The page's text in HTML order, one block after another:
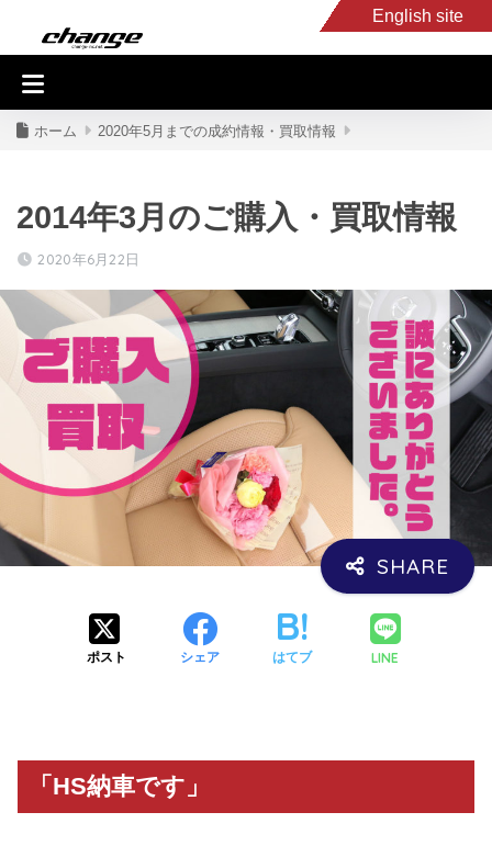
English site
入庫車情報
ホーム 2020年5月までの成約情報・買取情報
2014年3月のご購入・買取情報
2020年6月22日
ポスト シェア はてブ LINE
「HS納車です」